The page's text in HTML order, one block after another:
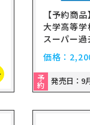
【予約商
大学高等
スーパー過
価格：
予
約 発売日：9